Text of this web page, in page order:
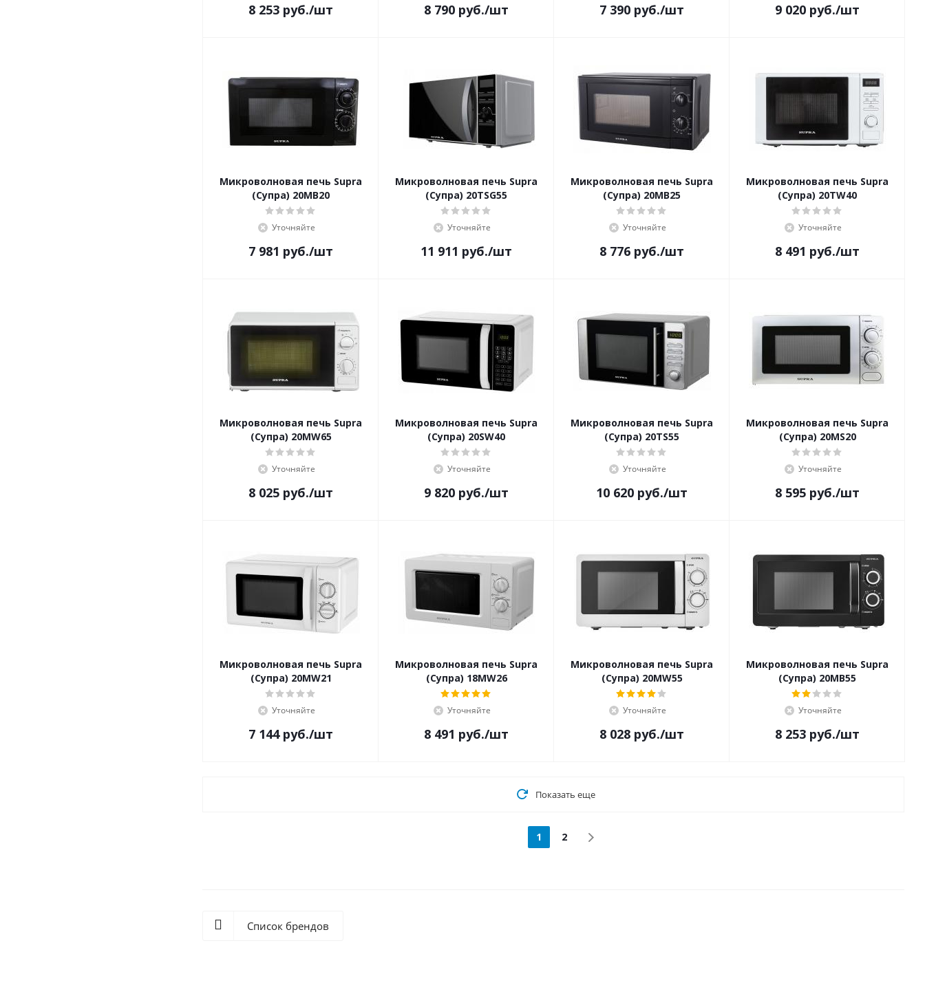
8 253 руб./шт 8 790 руб./шт 7 390 руб./шт 9 020 руб./шт
Микроволновая печь Supra
(Супра) 20MB20
Уточняйте
7 981 руб./шт
Микроволновая печь Supra
(Супра) 20TSG55
Уточняйте
11 911 руб./шт
Микроволновая печь Supra
(Супра) 20MB25
Уточняйте
8 776 руб./шт
Микроволновая печь Supra
(Супра) 20TW40
Уточняйте
8 491 руб./шт
Микроволновая печь Supra
(Супра) 20MW65
Уточняйте
8 025 руб./шт
Микроволновая печь Supra
(Супра) 20SW40
Уточняйте
9 820 руб./шт
Микроволновая печь Supra
(Супра) 20TS55
Уточняйте
10 620 руб./шт
Микроволновая печь Supra
(Супра) 20MS20
Уточняйте
8 595 руб./шт
Микроволновая печь Supra
(Супра) 20MW21
Уточняйте
7 144руб./шт
Микроволновая печь Supra
(Супра) 18MW26
Уточняйте
8 491 руб./шт
Микроволновая печь Supra
(Супра) 20MW55
Уточняйте
8 028 руб./шт
Микроволновая печь Supra
(Супра) 20MB55
Уточняйте
8 253 руб./шт
Показать еще
1 2
Список брендов